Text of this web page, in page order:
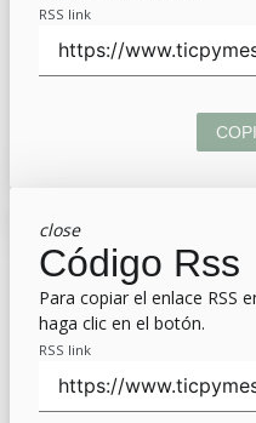
RSS link
close
Código Rss
Para copiar el enlace RSS
haga clic en el botón.
RSS link